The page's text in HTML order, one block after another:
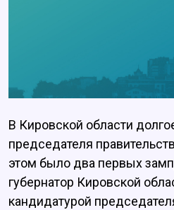
В Кировской области
председателя
этом было два первых
губернатор Кировской
кандидатурой